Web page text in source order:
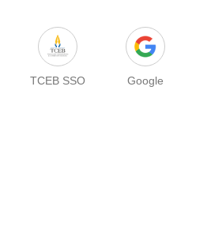
TCEB SSO Google